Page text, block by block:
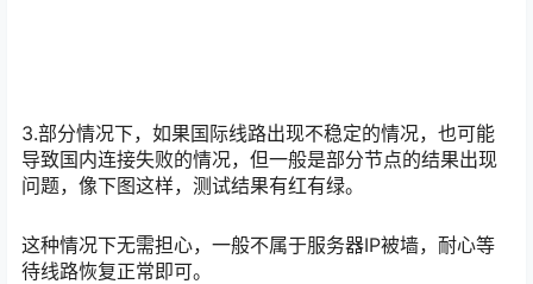
3.部分情况下，如果国际线路出现不稳定的情况，也可能
导致国内连接失败的情况，但一般是部分节点的结果出现
问题，像下图这样，测试结果有红有绿。
这种情况下无需担心，一般不属于服务器IP被墙，耐心等
待线路恢复正常即可。